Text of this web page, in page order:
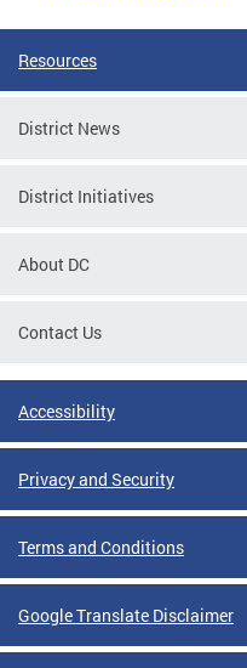
Resources
District News
District Initiatives
About DC
Contact Us
Accessibility
Privacy and Security
Terms and Conditions
Google Translate Disclaimer